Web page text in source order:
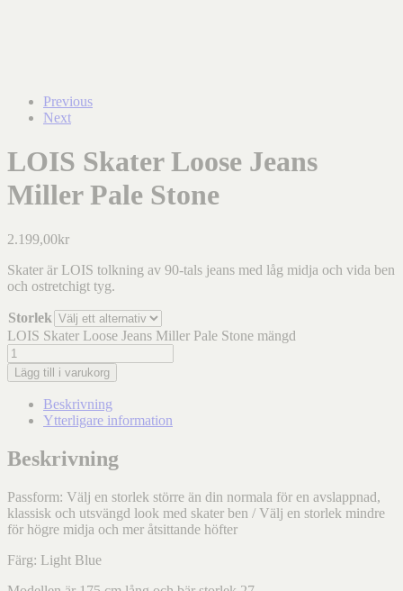
Previous
Next
LOIS Skater Loose Jeans
Miller Pale Stone
2.199,00kr
Skater är LOIS tolkning av 90-tals jeans med låg midja och vida ben
och ostretchigt tyg.
Storlek
LOIS Skater Loose Jeans Miller Pale Stone mängd
Lägg till i varukorg
Beskrivning
Ytterligare information
Beskrivning
Passform: Välj en storlek större än din normala för en avslappnad,
klassisk och utsvängd look med skater ben / Välj en storlek mindre
för högre midja och mer åtsittande höfter
Färg: Light Blue